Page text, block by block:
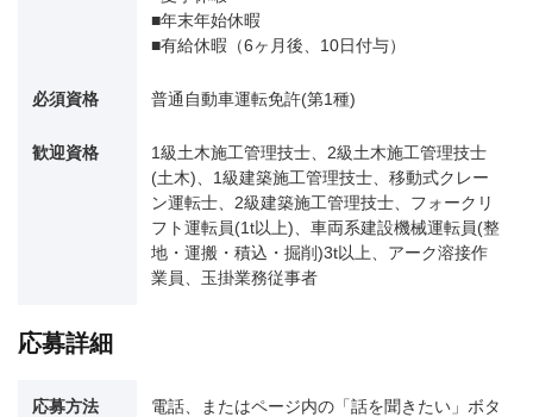
■年末年始休暇
■有給休暇（6ヶ月後、10日付与）
必須資格 普通自動車運転免許(第1種)
歓迎資格
1級土木施工管理技士、2級土木施工管理技士
(土木)、1級建築施工管理技士、移動式クレー
ン運転士、2級建築施工管理技士、フォークリ
フト運転員(1t以上)、車両系建設機械運転員(整
地・運搬・積込・掘削)3t以上、アーク溶接作
業員、玉掛業務従事者
応募詳細
応募方法
電話、またはページ内の「話を聞きたい」ボタ